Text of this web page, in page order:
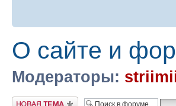
О сайте и
Модераторы:
Новая тема